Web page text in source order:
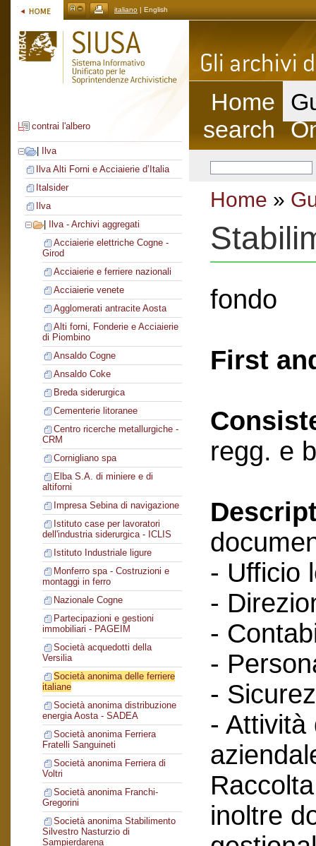
italiano | English
contrai l'albero
Ilva
Ilva Alti Forni e Acciaierie d’Italia
Italsider
Ilva
Ilva - Archivi aggregati
Acciaierie elettriche Cogne -
Girod
Acciaierie e ferriere nazionali
Acciaierie venete
Agglomerati antracite Aosta
Alti forni, Fonderie e Acciaierie
di Piombino
Ansaldo Cogne
Ansaldo Coke
Breda siderurgica
Cementerie litoranee
Centro ricerche metallurgiche -
CRM
Cornigliano spa
Elba S.A. di miniere e di
altiforni
Impresa Sebina di navigazione
Istituto case per lavoratori
dell'industria siderurgica - ICLIS
Istituto Industriale ligure
Monferro spa - Costruzioni e
montaggi in ferro
Nazionale Cogne
Partecipazioni e gestioni
immobiliari - PAGEIM
Società acquedotti della
Versilia
Società anonima delle ferriere
italiane
Società anonima distribuzione
energia Aosta - SADEA
Società anonima Ferriera
Fratelli Sanguineti
Società anonima Ferriera di
Voltri
Società anonima Franchi-
Gregorini
Società anonima Stabilimento
Silvestro Nasturzio di
Sampierdarena
Home
search
Home »
fondo
First
regg. e
- Ufficio
-
-
-
-
- Attività
inoltre